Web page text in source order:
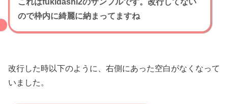
ので枠内に綺麗に納まってますね
改行した時以下のように、右側にあった空白がなくなって
いました。